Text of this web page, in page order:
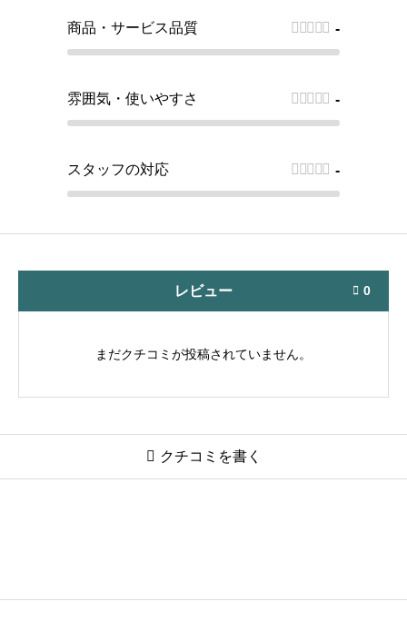
商品・サービス品質    -
雰囲気・使いやすさ    -
スタッフの対応    -
レビュー  0
まだクチコミが投稿されていません。
 クチコミを書く